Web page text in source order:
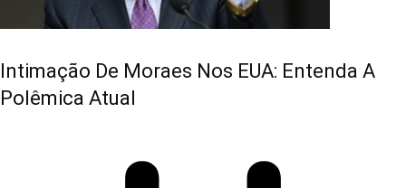
Intimação De Moraes Nos EUA: Entenda A
Polêmica Atual